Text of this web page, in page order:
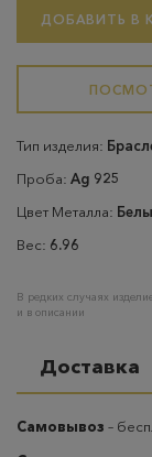
ДОБАВИТЬ В
Тип изделия:
Проба: Ag 925
Цвет Металла:
Вес: 6.96
В редких случаях
и в описании
Доставка
Самовывоз –